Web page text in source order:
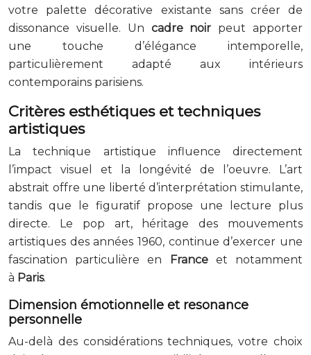
votre palette décorative existante sans créer de
dissonance visuelle. Un cadre noir peut apporter
une touche d’élégance intemporelle,
particulièrement adapté aux intérieurs
contemporains parisiens.
Critères esthétiques et techniques
artistiques
La technique artistique influence directement
l’impact visuel et la longévité de l’oeuvre. L’art
abstrait offre une liberté d’interprétation stimulante,
tandis que le figuratif propose une lecture plus
directe. Le pop art, héritage des mouvements
artistiques des années 1960, continue d’exercer une
fascination particulière en
Franceet notamment
à Paris.
Dimension émotionnelle et resonance
personnelle
Au-delà des considérations techniques, votre choix